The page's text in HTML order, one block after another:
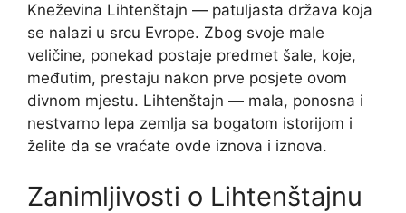
Kneževina Lihtenštajn — patuljasta država koja
se nalazi u srcu Evrope. Zbog svoje male
veličine, ponekad postaje predmet šale, koje,
međutim, prestaju nakon prve posjete ovom
divnom mjestu. Lihtenštajn — mala, ponosna i
nestvarno lepa zemlja sa bogatom istorijom i
želite da se vraćate ovde iznova i iznova.
Zanimljivosti o Lihtenštajnu